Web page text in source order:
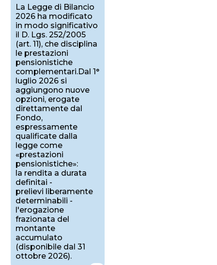
La Legge di Bilancio
2026 ha modificato
in modo significativo
il D. Lgs. 252/2005
(art. 11), che disciplina
le prestazioni
pensionistiche
complementari.Dal 1°
luglio 2026 si
aggiungono nuove
opzioni, erogate
direttamente dal
Fondo,
espressamente
qualificate dalla
legge come
«prestazioni
pensionistiche»:
la rendita a durata
definitai -
prelievi liberamente
determinabili -
l'erogazione
frazionata del
montante
accumulato
(disponibile dal 31
ottobre 2026).